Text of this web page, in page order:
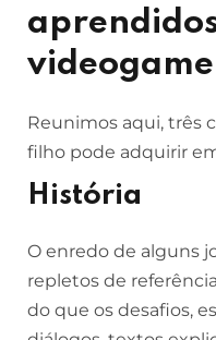
videogame
Reunimos aqui, três
filho pode adquirir
História
O enredo de alguns
repletos de
do que os desafios,